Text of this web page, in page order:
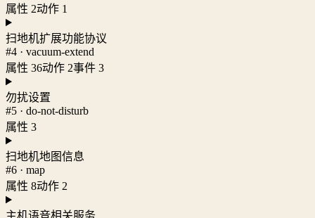
属性 2动作 1
扫地机扩展功能协议
#4 · vacuum-extend
属性 36动作 2事件 3
勿扰设置
#5 · do-not-disturb
属性 3
扫地机地图信息
#6 · map
属性 8动作 2